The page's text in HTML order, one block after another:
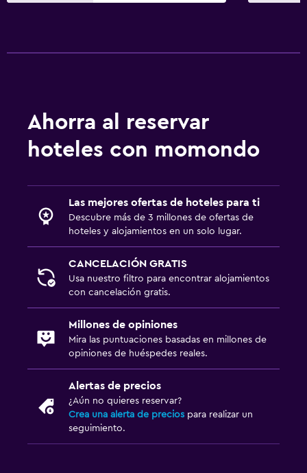
Ahorra al reservar
hoteles con momondo
Las mejores ofertas de hoteles para ti
Descubre más de 3 millones de ofertas de
hoteles y alojamientos en un solo lugar.
CANCELACIÓN GRATIS
Usa nuestro filtro para encontrar alojamientos
con cancelación gratis.
Millones de opiniones
Mira las puntuaciones basadas en millones de
opiniones de huéspedes reales.
Alertas de precios
¿Aún no quieres reservar?
Crea una alerta de precios para realizar un
seguimiento.